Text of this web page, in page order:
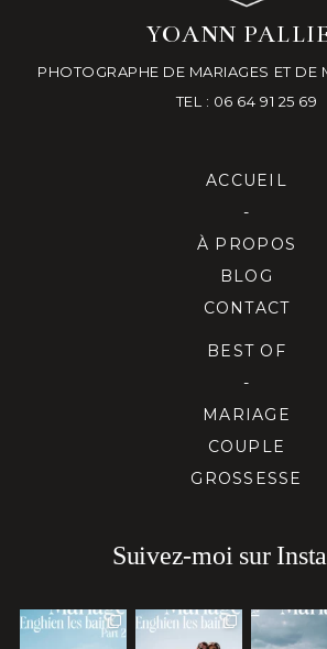
YOANN
PHOTOGRAPHE DE MARIAGES ET DE
TEL : 06 64 91 25 69
ACCUEIL
-
À PROPOS
BLOG
CONTACT
BEST OF
-
MARIAGE
COUPLE
GROSSESSE
Suivez-moi sur